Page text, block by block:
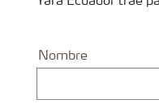
Deficiencias
Nombre